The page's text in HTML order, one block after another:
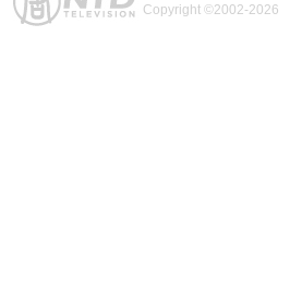
Copyright ©2002-2026